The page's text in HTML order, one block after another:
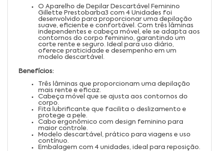
O Aparelho de Depilar Descartável Feminino
Gillette Prestobarba3 com 4 Unidades foi
desenvolvido para proporcionar uma depilação
suave, eficiente e confortável. Com três lâminas
independentes e cabeça móvel, ele se adapta aos
contornos do corpo feminino, garantindo um
corte rente e seguro. Ideal para uso diário,
oferece praticidade e desempenho em um
modelo descartável.
Benefícios:
Três lâminas que proporcionam uma depilação
mais rente e eficaz.
Cabeça móvel que se ajusta aos contornos do
corpo.
Fita lubrificante que facilita o deslizamento e
protege a pele.
Cabo ergonômico com design feminino para
maior controle.
Modelo descartável, prático para viagens e uso
contínuo.
Embalagem com 4 unidades, ideal para reposição.